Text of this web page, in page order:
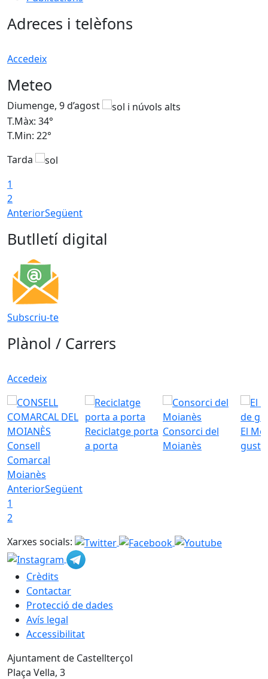
Adreces i telèfons
Accedeix
Meteo
Diumenge, 9 d’agost
T.Màx: 34°
T.Min: 22°
Tarda
1
2
AnteriorSegüent
Butlletí digital
Subscriu-te
Plànol / Carrers
Accedeix
Consell
Comarcal
Moianès
Reciclatge porta
a porta
Consorci del
Moianès
El
gust
AnteriorSegüent
1
2
Xarxes socials:
Crèdits
Contactar
Protecció de dades
Avís legal
Accessibilitat
Ajuntament de Castellterçol
Plaça Vella, 3